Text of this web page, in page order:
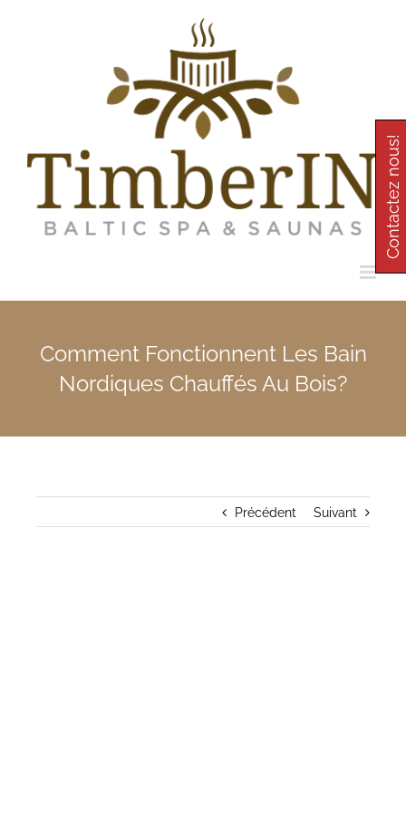
Comment Fonctionnent Les Bain
Nordiques Chauffés Au Bois?
Précédent Suivant
Contactez nous!